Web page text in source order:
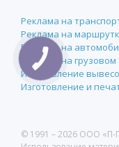
Реклама на
Реклама на
Реклама на
Реклама на
Изготовление
Изготовление и
© 1991 –2026 ООО «П-